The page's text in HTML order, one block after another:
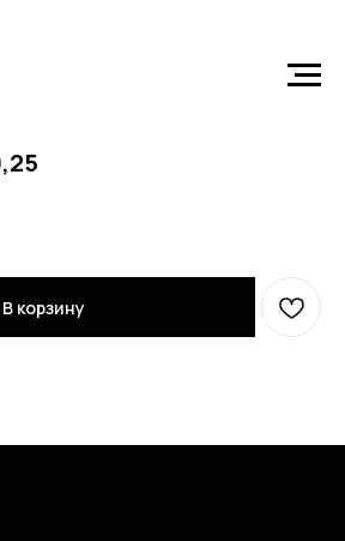
В корзину